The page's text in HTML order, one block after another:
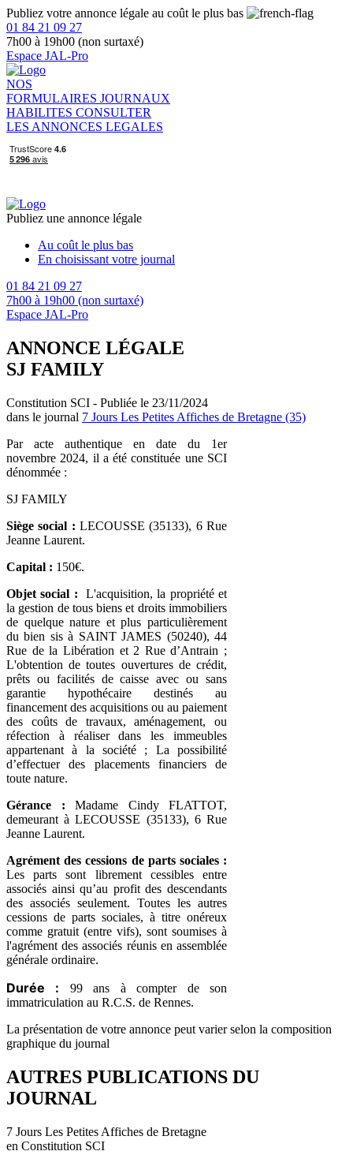
Publiez votre annonce légale au coût le plus bas
01 84 21 09 27
7h00 à 19h00 (non surtaxé)
Espace JAL-Pro
NOS
FORMULAIRES JOURNAUX
HABILITES CONSULTER
LES ANNONCES LEGALES
Publiez une annonce légale
Au coût le plus bas
En choisissant votre journal
01 84 21 09 27
7h00 à 19h00 (non surtaxé)
Espace JAL-Pro
ANNONCE LÉGALE
SJ FAMILY
Constitution SCI - Publiée le 23/11/2024
dans le journal 7 Jours Les Petites Affiches de Bretagne (35)
Par acte authentique en date du 1er
novembre 2024, il a été constituée une SCI
dénommée :
SJ FAMILY
Siège social : LECOUSSE (35133), 6 Rue
Jeanne Laurent.
Capital : 150€.
Objet social : L'acquisition, la propriété et
la gestion de tous biens et droits immobiliers
de quelque nature et plus particulièrement
du bien sis à SAINT JAMES (50240), 44
Rue de la Libération et 2 Rue d’Antrain ;
L'obtention de toutes ouvertures de crédit,
prêts ou facilités de caisse avec ou sans
garantie hypothécaire destinés au
financement des acquisitions ou au paiement
des coûts de travaux, aménagement, ou
réfection à réaliser dans les immeubles
appartenant à la société ; La possibilité
d’effectuer des placements financiers de
toute nature.
Gérance : Madame Cindy FLATTOT,
demeurant à LECOUSSE (35133), 6 Rue
Jeanne Laurent.
Agrément des cessions de parts sociales :
Les parts sont librement cessibles entre
associés ainsi qu’au profit des descendants
des associés seulement. Toutes les autres
cessions de parts sociales, à titre onéreux
comme gratuit (entre vifs), sont soumises à
l'agrément des associés réunis en assemblée
générale ordinaire.
Durée : 99 ans à compter de son
immatriculation au R.C.S. de Rennes.
La présentation de votre annonce peut varier selon la composition
graphique du journal
AUTRES PUBLICATIONS DU
JOURNAL
7 Jours Les Petites Affiches de Bretagne
en Constitution SCI